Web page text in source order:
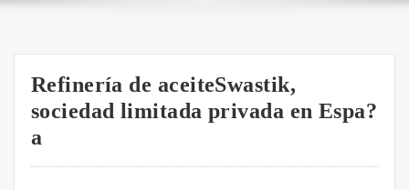
Refinería de aceiteSwastik,
sociedad limitada privada en Espa?
a